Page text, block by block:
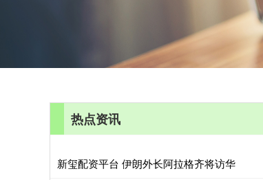
热点资讯
新玺配资平台 伊朗外长阿拉格齐将访华